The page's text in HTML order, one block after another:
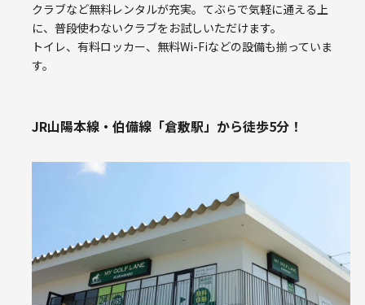
クラブなど無料レンタルが充実。てぶらで気軽に通える上
に、普段使わないクラブをお試しいただけます。
トイレ、有料ロッカー、無料Wi-Fiなどの設備も揃っていま
す。
JR山陽本線・伯備線「倉敷駅」から徒歩5分！